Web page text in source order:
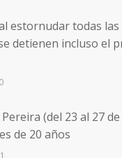
estornudar todas
detienen incluso el
(del 23 al 27
de 20 años